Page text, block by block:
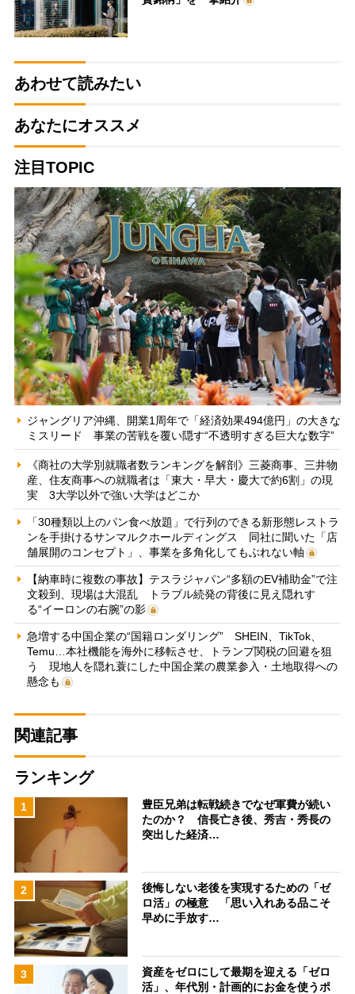
あわせて読みたい
あなたにオススメ
注目TOPIC
ジャングリア沖縄、開業1周年で「経済効果494億円」の大きな
ミスリード 事業の苦戦を覆い隠す“不透明すぎる巨大な数字”
《商社の大学別就職者数ランキングを解剖》三菱商事、三井物
産、住友商事への就職者は「東大・早大・慶大で約6割」の現
実 3大学以外で強い大学はどこか
「30種類以上のパン食べ放題」で行列のできる新形態レストラ
ンを手掛けるサンマルクホールディングス 同社に聞いた「店
舗展開のコンセプト」、事業を多角化してもぶれない軸
【納車時に複数の事故】テスラジャパン“多額のEV補助金”で注
文殺到、現場は大混乱 トラブル続発の背後に見え隠れす
る“イーロンの右腕”の影
急増する中国企業の“国籍ロンダリング” SHEIN、TikTok、
Temu…本社機能を海外に移転させ、トランプ関税の回避を狙
う 現地人を隠れ蓑にした中国企業の農業参入・土地取得への
懸念も
関連記事
ランキング
1
豊臣兄弟は転戦続きでなぜ軍費が続い
たのか？ 信長亡き後、秀吉・秀長の
突出した経済…
2
後悔しない老後を実現するための「ゼ
ロ活」の極意 「思い入れある品こそ
早めに手放す…
3
資産をゼロにして最期を迎える「ゼロ
活」、年代別・計画的にお金を使うポ